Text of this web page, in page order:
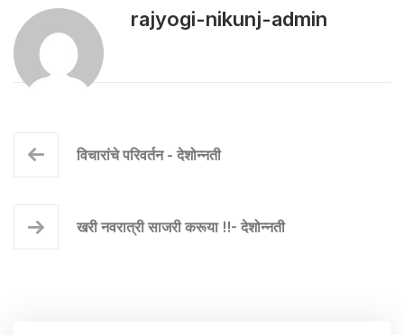
rajyogi-nikunj-admin
विचारांचे परिवर्तन - देशोन्नती
खरी नवरात्री साजरी करूया !!- देशोन्नती